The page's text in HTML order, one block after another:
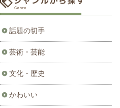
話題の切手
芸術・芸能
文化・歴史
かわいい